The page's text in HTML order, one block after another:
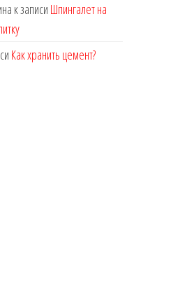
к записи Шпингалет на
Как хранить цемент?